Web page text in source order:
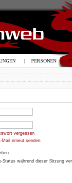
vergessen
Mail erneut senden
Status während dieser Sitzung
| PERSONEN |